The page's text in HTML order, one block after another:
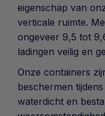
eigenschap van
verticale ruimte.
ongeveer 9,5 tot
ladingen veilig en
Onze containers
beschermen
waterdicht en